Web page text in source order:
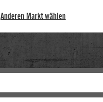
Anderen Markt wählen